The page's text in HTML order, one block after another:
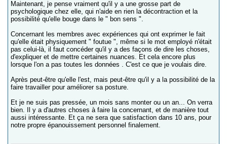
Maintenant, je pense vraiment qu'il y a une grosse part de
psychologique chez elle, qui n'aide en rien la décontraction et la
possibilité qu'elle bouge dans le " bon sens ".
Concernant les membres avec expériences qui ont exprimer le fait
qu'elle était physiquement " foutue ", même si le mot employé n'était
pas celui-là, il faut concéder qu'il y a des façons de dire les choses,
d'expliquer et de mettre certaines nuances. Et cela encore plus
lorsque l'on a pas toutes les données . C'est ce que je voulais dire.
Après peut-être qu'elle l'est, mais peut-être qu'il y a la possibilité de la
faire travailler pour améliorer sa posture.
Et je ne suis pas pressée, un mois sans monter ou un an... On verra
bien. Il y a d'autres choses à faire la concernant, et de manière tout
aussi intéressante. Et ça ne sera que satisfaction dans 10 ans, pour
notre propre épanouissement personnel finalement.